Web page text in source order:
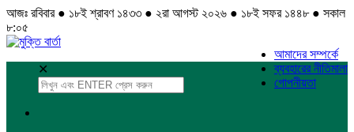
আজঃ রবিবার ● ১৮ই শ্রাবণ ১৪৩৩ ● ২রা আগস্ট ২০২৬ ● ১৮ই সফর ১৪৪৮ ● সকাল
৮:০৫
আমাদের সম্পর্কে
ব্যবহারের নীতিমালা
গোপনীয়তা
✕